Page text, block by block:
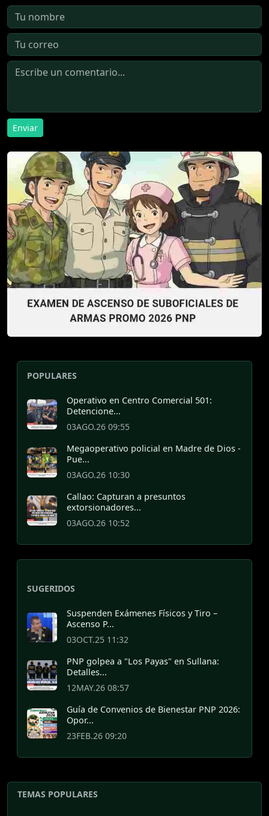
Enviar
POPULARES
Operativo en Centro Comercial 501:
Detencione...
03AGO.26 09:55
Megaoperativo policial en Madre de Dios -
Pue...
03AGO.26 10:30
Callao: Capturan a presuntos
extorsionadores...
03AGO.26 10:52
SUGERIDOS
Suspenden Exámenes Físicos y Tiro –
Ascenso P...
03OCT.25 11:32
PNP golpea a "Los Payas" en Sullana:
Detalles...
12MAY.26 08:57
Guía de Convenios de Bienestar PNP 2026:
Opor...
23FEB.26 09:20
TEMAS POPULARES